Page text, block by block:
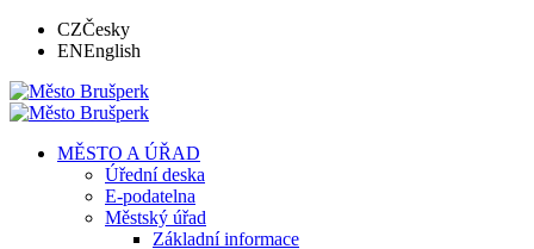
CZČesky
ENEnglish
MĚSTO A ÚŘAD
Úřední deska
E-podatelna
Městský úřad
Základní informace